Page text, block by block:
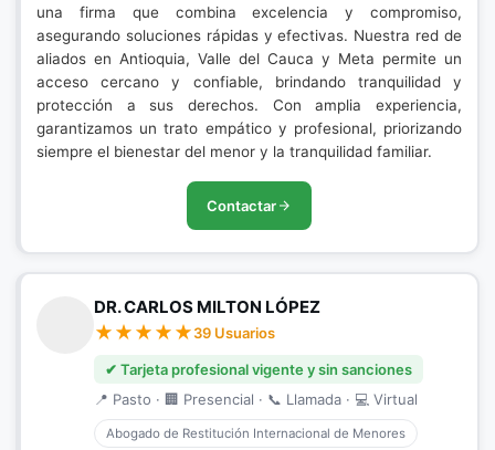
una firma que combina excelencia y compromiso,
asegurando soluciones rápidas y efectivas. Nuestra red de
aliados en Antioquia, Valle del Cauca y Meta permite un
acceso cercano y confiable, brindando tranquilidad y
protección a sus derechos. Con amplia experiencia,
garantizamos un trato empático y profesional, priorizando
siempre el bienestar del menor y la tranquilidad familiar.
Contactar
DR. CARLOS MILTON LÓPEZ
39 Usuarios
✔ Tarjeta profesional vigente y sin sanciones
📍 Pasto · 🏢 Presencial · 📞 Llamada · 💻 Virtual
Abogado de Restitución Internacional de Menores